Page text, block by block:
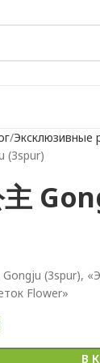
Эксклюзивные
(3spur)
主
(3spur),
Flower»
В